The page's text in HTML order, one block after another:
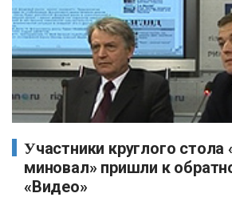
Участники круглого стола «Кризис
миновал» пришли к
«Видео»